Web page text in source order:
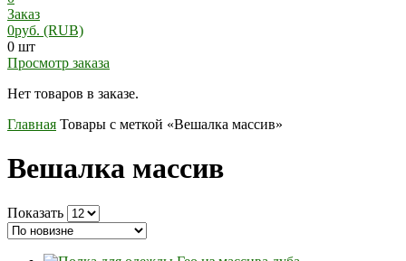
Заказ
0руб. (RUB)
0 шт
Просмотр заказа
Нет товаров в заказе.
Главная Товары с меткой «Вешалка массив»
Вешалка массив
Показать